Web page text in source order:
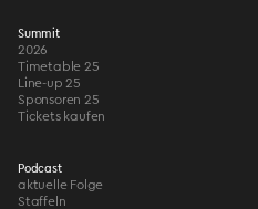
Summit
2026
Timetable 25
Line-up 25
Sponsoren 25
Tickets kaufen
Podcast
aktuelle Folge
Staffeln